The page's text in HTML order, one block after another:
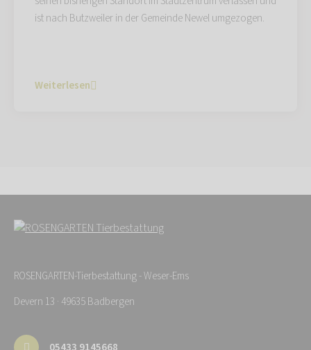
ist nach Butzweiler in der Gemeinde Newel umgezogen.
Weiterlesen
ROSENGARTEN-Tierbestattung - Weser-Ems
Devern 13 · 49635 Badbergen